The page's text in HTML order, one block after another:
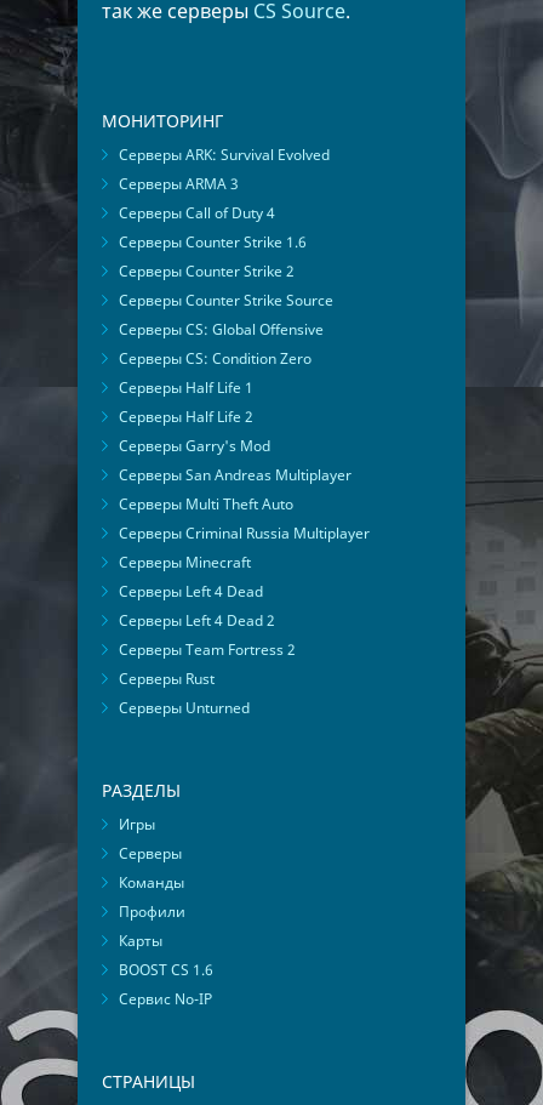
так же серверы CS Source.
МОНИТОРИНГ
Серверы ARK: Survival Evolved
Серверы ARMA 3
Серверы Call of Duty 4
Серверы Counter Strike 1.6
Серверы Counter Strike 2
Серверы Counter Strike Source
Серверы CS: Global Offensive
Серверы CS: Condition Zero
Серверы Half Life 1
Серверы Half Life 2
Серверы Garry's Mod
Серверы San Andreas Multiplayer
Серверы Multi Theft Auto
Серверы Criminal Russia Multiplayer
Серверы Minecraft
Серверы Left 4 Dead
Серверы Left 4 Dead 2
Серверы Team Fortress 2
Серверы Rust
Серверы Unturned
РАЗДЕЛЫ
Игры
Серверы
Команды
Профили
Карты
BOOST CS 1.6
Сервис No-IP
СТРАНИЦЫ